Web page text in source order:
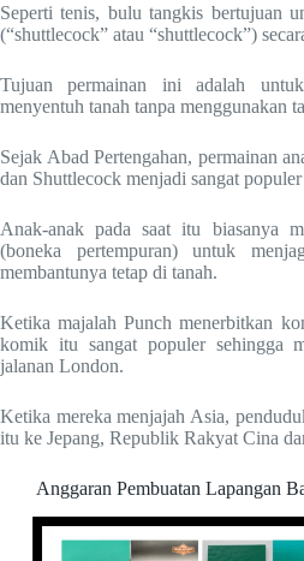
Seperti tenis, bulu tangkis bertujuan
(“shuttlecock” atau “shuttlecock”)
Tujuan permainan ini adalah
menyentuh tanah tanpa menggunakan
Sejak Abad Pertengahan, permainan
dan Shuttlecock menjadi sangat
Anak-anak pada saat itu biasanya
(boneka pertempuran) untuk
membantunya tetap di tanah.
Ketika majalah Punch menerbitkan
komik itu sangat populer sehingga
jalanan London.
Ketika mereka menjajah Asia,
itu ke Jepang, Republik Rakyat Cina
Anggaran Pembuatan Lapangan